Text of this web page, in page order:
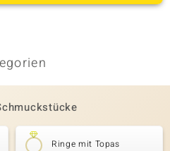
Ringe mit Topas